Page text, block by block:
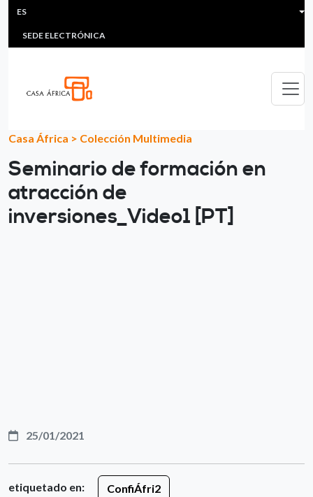
Pasar al contenido principal
HEADER MENU
MULTIMEDIA
SEDE ELECTRÓNICA
ES
Casa África > Colección Multimedia
Seminario de formación en
atracción de
inversiones_Video1 [PT]
25/01/2021
etiquetado en: ConfiÁfri2